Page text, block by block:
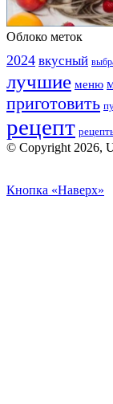
Облоко меток
2024 вкусный
лучшие меню
приготовить
рецепт
© Copyright 2026,
Кнопка «Наверх»